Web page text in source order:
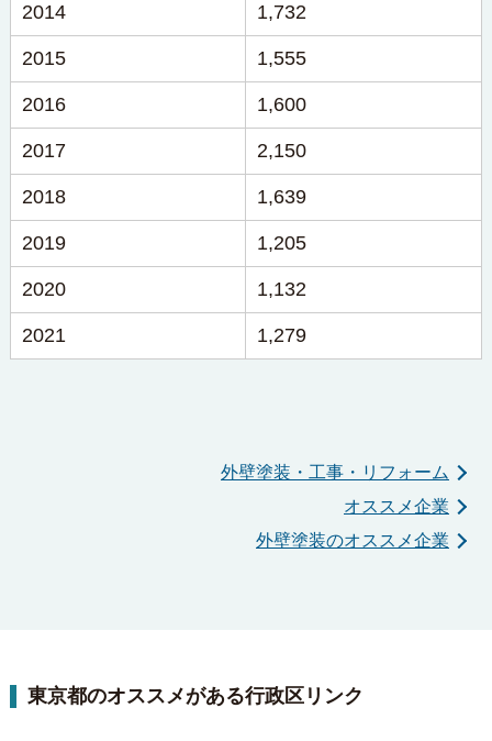
2014 1,732
2015 1,555
2016 1,600
2017 2,150
2018 1,639
2019 1,205
2020 1,132
2021 1,279
外壁塗装・工事・リフォーム
オススメ企業
外壁塗装のオススメ企業
東京都のオススメがある行政区リンク